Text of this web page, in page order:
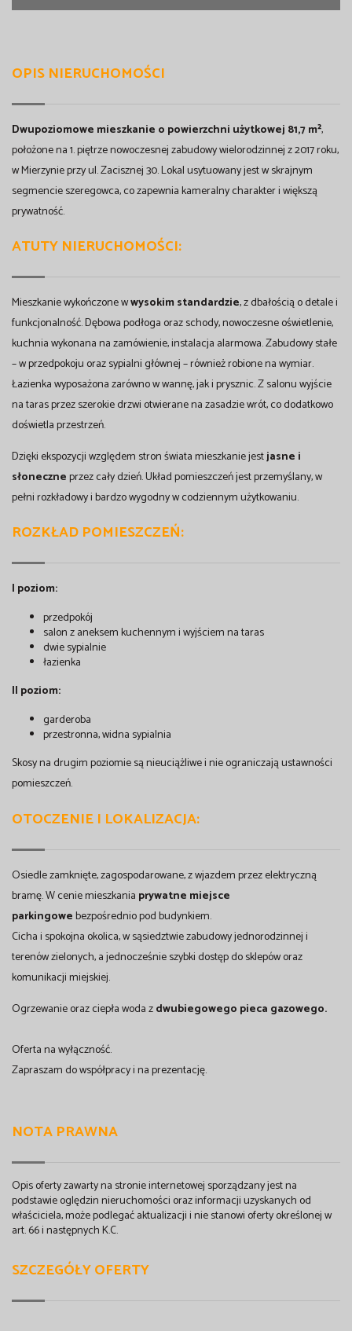
OPIS NIERUCHOMOŚCI
Dwupoziomowe mieszkanie o powierzchni użytkowej 81,7 m²,
położone na 1. piętrze nowoczesnej zabudowy wielorodzinnej z 2017 roku,
w Mierzynie przy ul. Zacisznej 30. Lokal usytuowany jest w skrajnym
segmencie szeregowca, co zapewnia kameralny charakter i większą
prywatność.
ATUTY NIERUCHOMOŚCI:
Mieszkanie wykończone wwysokim standardzie, z dbałością o detale i
funkcjonalność. Dębowa podłoga oraz schody, nowoczesne oświetlenie,
kuchnia wykonana na zamówienie, instalacja alarmowa. Zabudowy stałe
– w przedpokoju oraz sypialni głównej – również robione na wymiar.
Łazienka wyposażona zarówno w wannę, jak i prysznic. Z salonu wyjście
na taras przez szerokie drzwi otwierane na zasadzie wrót, co dodatkowo
doświetla przestrzeń.
Dzięki ekspozycji względem stron świata mieszkanie jestjasne i
słoneczneprzez cały dzień. Układ pomieszczeń jest przemyślany, w
pełni rozkładowy i bardzo wygodny w codziennym użytkowaniu.
ROZKŁAD POMIESZCZEŃ:
I poziom:
przedpokój
salon z aneksem kuchennym i wyjściem na taras
dwie sypialnie
łazienka
II poziom:
garderoba
przestronna, widna sypialnia
Skosy na drugim poziomie są nieuciążliwe i nie ograniczają ustawności
pomieszczeń.
OTOCZENIE I LOKALIZACJA:
Osiedle zamknięte, zagospodarowane, z wjazdem przez elektryczną
bramę. W cenie mieszkania prywatne miejsce
parkingowebezpośrednio pod budynkiem.
Cicha i spokojna okolica, w sąsiedztwie zabudowy jednorodzinnej i
terenów zielonych, a jednocześnie szybki dostęp do sklepów oraz
komunikacji miejskiej.
Ogrzewanie oraz ciepła woda zdwubiegowego pieca gazowego.
Oferta na wyłączność.
Zapraszam do współpracy i na prezentację.
NOTA PRAWNA
Opis oferty zawarty na stronie internetowej sporządzany jest na
podstawie oględzin nieruchomości oraz informacji uzyskanych od
właściciela, może podlegać aktualizacji i nie stanowi oferty określonej w
art. 66 i następnych K.C.
SZCZEGÓŁY OFERTY